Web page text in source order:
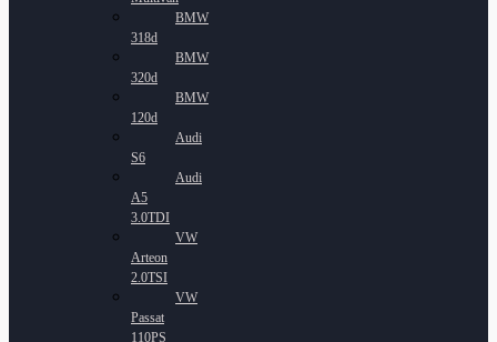
BMW
318d
BMW
320d
BMW
120d
Audi
S6
Audi
A5
3.0TDI
VW
Arteon
2.0TSI
VW
Passat
110PS